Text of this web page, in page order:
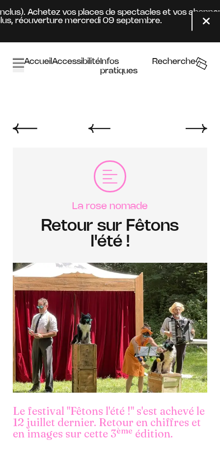
vos places de spectacles et vos
mercredi 09 septembre.
AccueilAccessibilitéInfos
pratiques
Recherche
La rose nomade
Retour sur Fêtons
l'été !
Le festival "Fêtons l'été !" s'est achevé le
12 juillet dernier. Retour en chiffres et
en images sur cette 3ème édition.